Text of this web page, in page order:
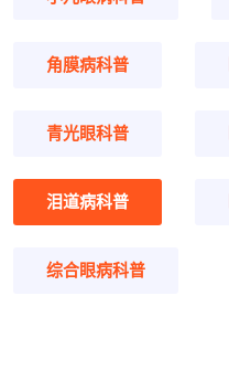
角膜病科普
青光眼科普
泪道病科普
综合眼病科普